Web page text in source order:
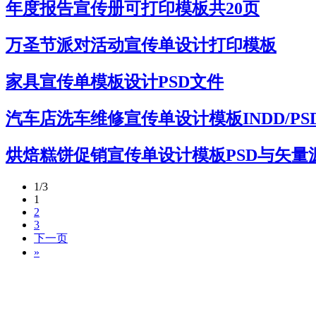
年度报告宣传册可打印模板共20页
万圣节派对活动宣传单设计打印模板
家具宣传单模板设计PSD文件
汽车店洗车维修宣传单设计模板INDD/
烘焙糕饼促销宣传单设计模板PSD与矢量
1/3
1
2
3
下一页
»